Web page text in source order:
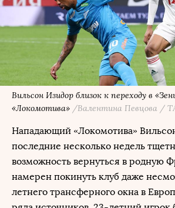
Вильсон Изидор близок к переходу в
«Локомотива» /Валентина Певцова /
Нападающий «Локомотива»
последние несколько недель
возможность вернуться в родную
намерен покинуть клуб даже
летнего трансферного окна в